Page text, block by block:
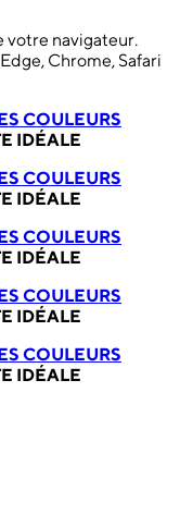
votre navigateur.
Chrome, Safari
COULEURS
IDÉALE
COULEURS
IDÉALE
COULEURS
IDÉALE
COULEURS
IDÉALE
COULEURS
IDÉALE